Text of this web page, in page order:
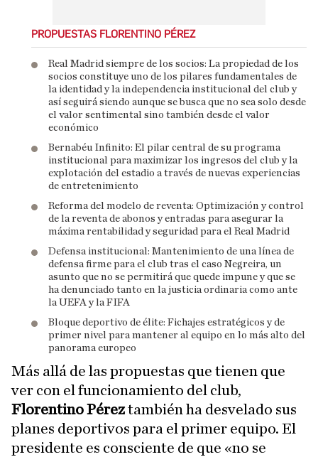
PROPUESTAS FLORENTINO PÉREZ
Real Madrid siempre de los socios: La propiedad de los
socios constituye uno de los pilares fundamentales de
la identidad y la independencia institucional del club y
así seguirá siendo aunque se busca que no sea solo desde
el valor sentimental sino también desde el valor
económico
Bernabéu Infinito: El pilar central de su programa
institucional para maximizar los ingresos del club y la
explotación del estadio a través de nuevas experiencias
de entretenimiento
Reforma del modelo de reventa: Optimización y control
de la reventa de abonos y entradas para asegurar la
máxima rentabilidad y seguridad para el Real Madrid
Defensa institucional: Mantenimiento de una línea de
defensa firme para el club tras el caso Negreira, un
asunto que no se permitirá que quede impune y que se
ha denunciado tanto en la justicia ordinaria como ante
la UEFA y la FIFA
Bloque deportivo de élite: Fichajes estratégicos y de
primer nivel para mantener al equipo en lo más alto del
panorama europeo
Más allá de las propuestas que tienen que
ver con el funcionamiento del club,
Florentino Péreztambién ha desvelado sus
planes deportivos para el primer equipo. El
presidente es consciente de que «no se